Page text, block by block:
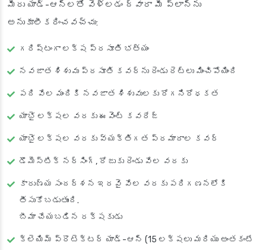
మీరు యాడ్-ఆన్‌లతో వెళ్లడం ద్వారా మీ ప్లాన్‌ను
అనుకూలీకరించవచ్చు:
గరిష్టంగా లక్ష ప్రసూతి భత్యం
నవజాత శిశువు ప్రసూతి కవర్‌ను రెండు రెట్లు మించిపోయింది
పది వేల మందికి నవజాత శిశువులకు రోగనిరోధకత
యాభై లక్షల వరకు ఈవెంట్ కవరేజ్
యాభై లక్షల వరకు వ్యక్తిగత ప్రమాదాల కవర్
డొమెస్టిక్ నర్సింగ్, రోజుకు రెండు వేల వరకు
కారుణ్య సందర్శన ఇరవై వేల వరకు పరిగణనలోకి
తీసుకోబడుతుంది.
బీమా చేయబడిన రక్షకుడు
క్లెయిమ్ ప్రొటెక్టర్ యాడ్-ఆన్ (15 లక్షలు మరియు అంతకంటే